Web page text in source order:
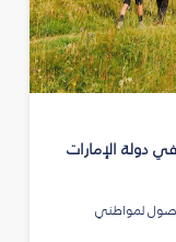
دولة الإمارات
لمواطني